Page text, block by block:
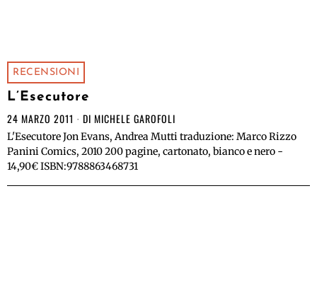
RECENSIONI
L’Esecutore
24 MARZO 2011 DI MICHELE GAROFOLI
L'Esecutore Jon Evans, Andrea Mutti traduzione: Marco Rizzo
Panini Comics, 2010 200 pagine, cartonato, bianco e nero -
14,90€ ISBN:9788863468731